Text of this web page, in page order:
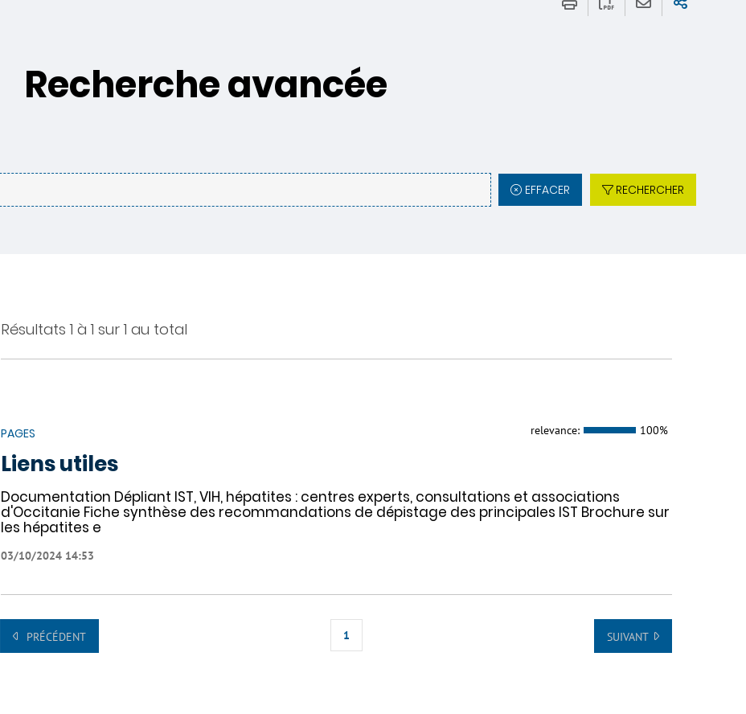
Recherche avancée
EFFACER RECHERCHER
Résultats 1 à 1 sur 1 au total
PAGES relevance: 100%
Liens utiles
Documentation Dépliant IST, VIH, hépatites : centres experts, consultations et associations
d'Occitanie Fiche synthèse des recommandations de dépistage des principales IST Brochure sur
les hépatites e
03/10/2024 14:53
PRÉCÉDENT 1 SUIVANT